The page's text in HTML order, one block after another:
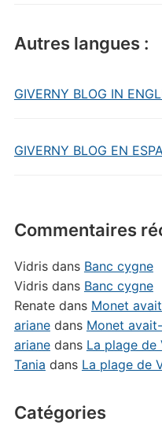
Autres langues :
GIVERNY BLOG IN
GIVERNY BLOG EN
Commentaires
Vidrisdans Banc cygne
Vidrisdans Banc cygne
Renatedans Monet
arianedans Monet
arianedans La plage de
Tania dans La plage de
Catégories